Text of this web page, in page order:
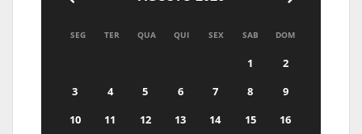
SEG TER QUA QUI SEX SAB DOM
1
2
3
4 5 6 7 8
9
10
11 12 13 14 15
16